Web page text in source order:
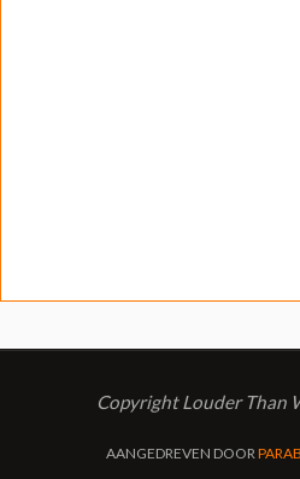
Copyright Louder Than
AANGEDREVEN DOOR